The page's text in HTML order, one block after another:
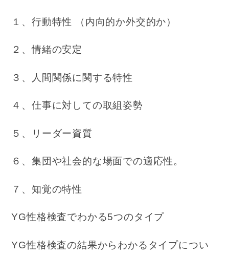
１、行動特性 （内向的か外交的か）
２、情緒の安定
３、人間関係に関する特性
４、仕事に対しての取組姿勢
５、リーダー資質
６、集団や社会的な場面での適応性。
７、知覚の特性
YG性格検査でわかる5つのタイプ
YG性格検査の結果からわかるタイプについ